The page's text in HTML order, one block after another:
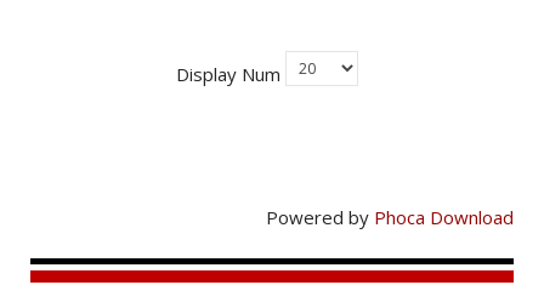
Display Num
Powered by Phoca Download